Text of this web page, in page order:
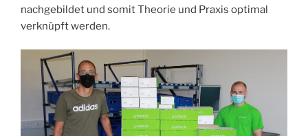
nachgebildet und somit Theorie und Praxis optimal
verknüpft werden.